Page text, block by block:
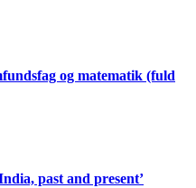
og matematik (fuld
past and present’